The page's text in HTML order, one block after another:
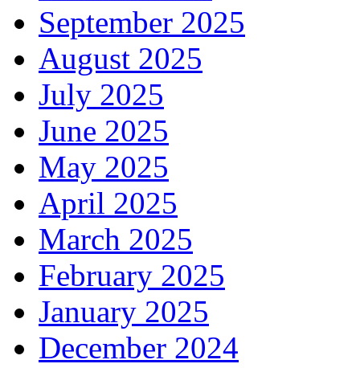
September 2025
August 2025
July 2025
June 2025
May 2025
April 2025
March 2025
February 2025
January 2025
December 2024